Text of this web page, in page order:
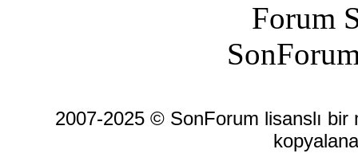
Forum
2007-2025 © SonForum lisanslı bir